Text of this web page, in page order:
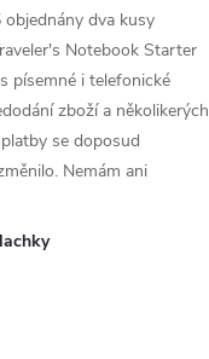
dva kusy
Notebook Starter
písemné i telefonické
zboží a několikerých
se doposud
Nemám ani